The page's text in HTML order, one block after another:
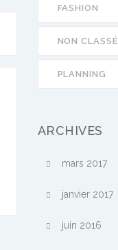
FASHION
NON CLASSÉ
PLANNING
ARCHIVES
mars 2017
janvier 2017
juin 2016